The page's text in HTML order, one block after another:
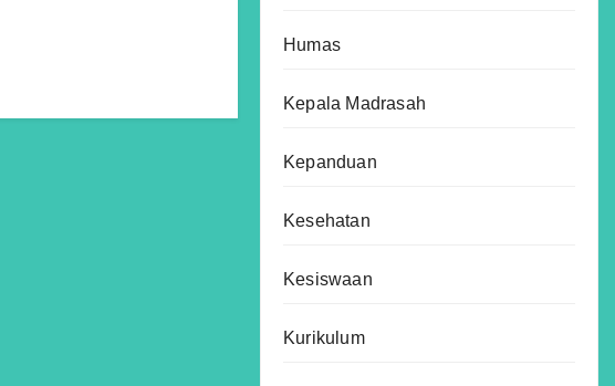
Humas
Kepala Madrasah
Kepanduan
Kesehatan
Kesiswaan
Kurikulum